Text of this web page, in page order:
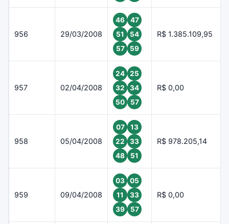
956 29/03/2008
46
47
51
54
57
59
R$ 1.385.109,95
957 02/04/2008
24
25
32
34
50
57
R$ 0,00
958 05/04/2008
07
13
22
33
48
51
R$ 978.205,14
959 09/04/2008
03
05
11
33
39
57
R$ 0,00